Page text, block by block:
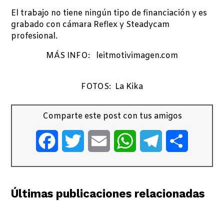
El trabajo no tiene ningún tipo de financiación y es
grabado con cámara Reflex y Steadycam
profesional.
MÁS INFO: leitmotivimagen.com
FOTOS: La Kika
Comparte este post con tus amigos
FacebookTwitter Email WhatsAppTelegram
Últimas publicaciones relacionadas